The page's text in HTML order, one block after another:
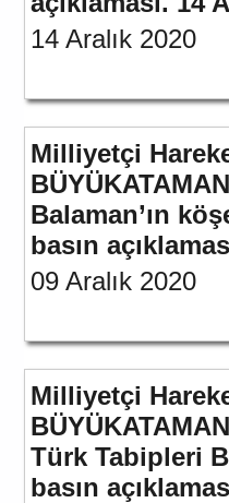
14 Aralık 2020
Milliyetçi
Balaman’ın
basın
09 Aralık 2020
Milliyetçi
Türk Tabipleri
basın